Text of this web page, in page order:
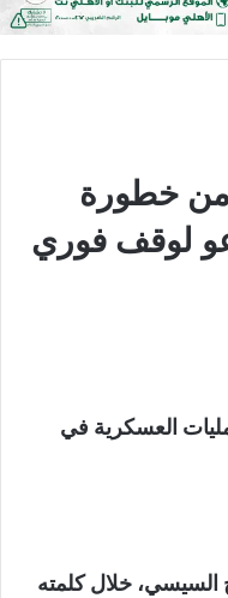
خطورة
لوقف فوري
العسكرية في
السيسي، خلال كلمته